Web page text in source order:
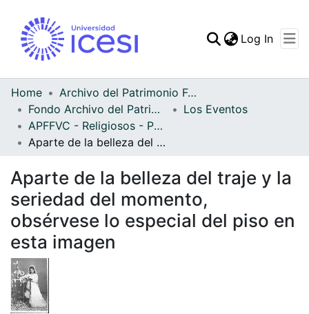
Statistics
Log In
Home
Archivo del Patrimonio Fotográfico y Fílmico del Valle del Cauca
Fondo Archivo del Patrimonio Fotográfico y Fílmico del Valle del Cauca
Los Eventos
APFFVC - Religiosos - Patrimonial
Aparte de la belleza del traje y la seriedad del momento, obsérvese lo especial del piso en esta imagen
Aparte de la belleza del traje y la
seriedad del momento,
obsérvese lo especial del piso en
esta imagen